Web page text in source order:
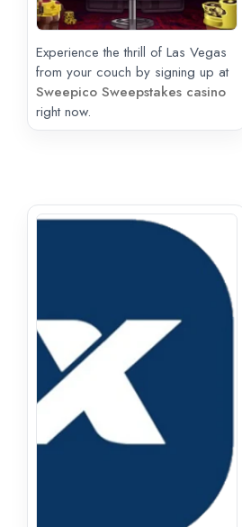
Experience the thrill of Las Vegas
from your couch by signing up at
Sweepico Sweepstakes casino
right now.